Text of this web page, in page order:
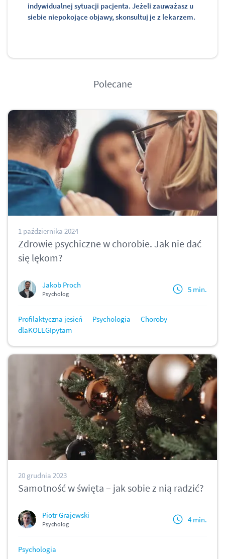
indywidualnej sytuacji pacjenta. Jeżeli zauważasz u
siebie niepokojące objawy, skonsultuj je z lekarzem.
Polecane
1 października 2024
Zdrowie psychiczne w chorobie. Jak nie dać
się lękom?
Jakob Proch
Psycholog 5 min.
Profilaktyczna jesień Psychologia
Choroby
dlaKOLEGIpytam
20 grudnia 2023
Samotność w święta – jak sobie z nią radzić?
Piotr Grajewski
Psycholog 4 min.
Psychologia